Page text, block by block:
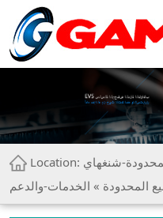
Location: شنغهاي
المحدودة » الخدمات-والدعم